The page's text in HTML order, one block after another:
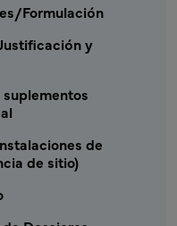
Formulación
y
de
de sitio)